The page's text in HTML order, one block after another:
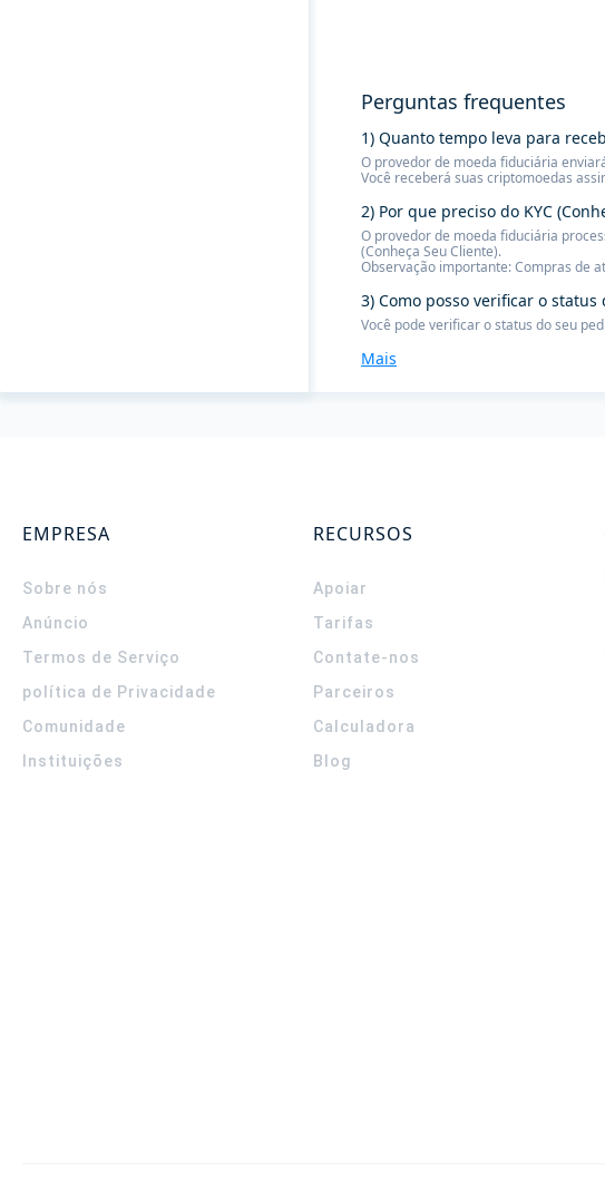
Perguntas frequentes
1) Quanto tempo leva para
O provedor de moeda fiduciária
Você receberá suas criptomoedas
2) Por que preciso do KYC
O provedor de moeda fiduciária
(Conheça Seu Cliente).
Observação importante: Compras de
3) Como posso verificar o status
Você pode verificar o status do seu
Mais
EMPRESA
Sobre nós
Anúncio
Termos de Serviço
política de Privacidade
Comunidade
Instituições
RECURSOS
Apoiar
Tarifas
Contate-nos
Parceiros
Calculadora
Blog